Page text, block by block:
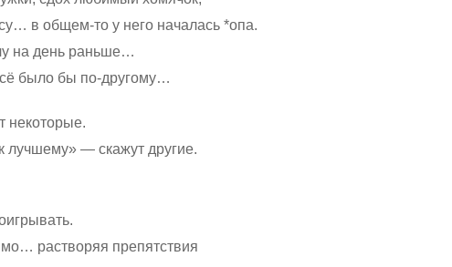
в общем-то у него началась *опа.
на день раньше…
было бы по-другому…
некоторые.
лучшему» — скажут другие.
растворяя препятствия